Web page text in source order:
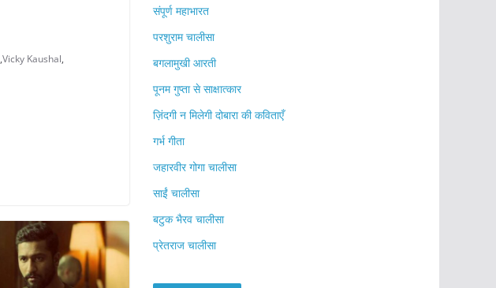
,Vicky Kaushal,
संपूर्ण महाभारत
परशुराम चालीसा
बगलामुखी आरती
पूनम गुप्ता से साक्षात्कार
ज़िंदगी न मिलेगी दोबारा की कविताएँ
गर्भ गीता
जहारवीर गोगा चालीसा
साईं चालीसा
बटुक भैरव चालीसा
प्रेतराज चालीसा